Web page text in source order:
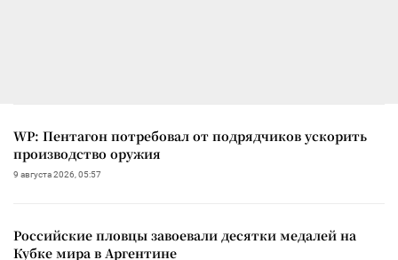
WP: Пентагон потребовал от подрядчиков ускорить
производство оружия
9 августа 2026, 05:57
Российские пловцы завоевали десятки медалей на
Кубке мира в Аргентине